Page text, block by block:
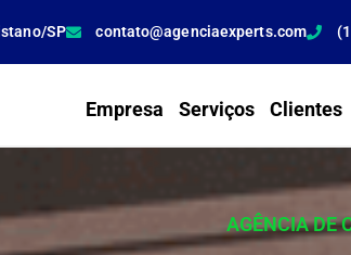
SP contato@agenciaexperts.com
Empresa Serviços Clientes
AGÊNCIA DE